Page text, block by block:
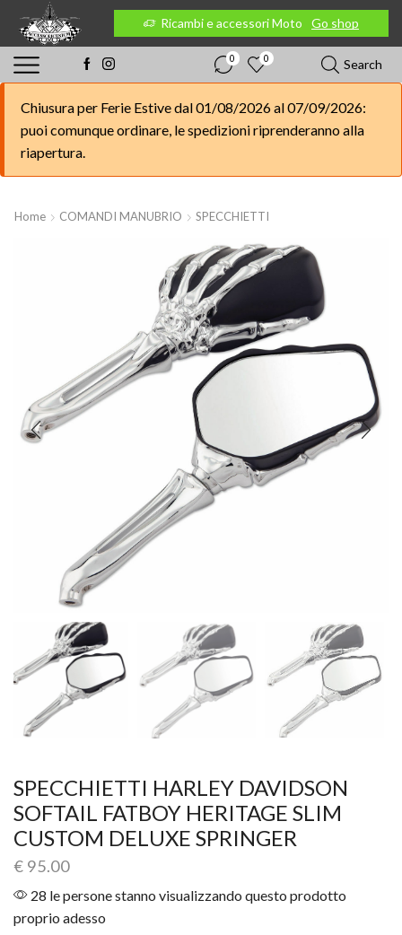
Go shop Ricambi e accessori Moto Go shop
0 0 Search
Chiusura per Ferie Estive dal 01/08/2026 al 07/09/2026:
puoi comunque ordinare, le spedizioni riprenderanno alla
riapertura.
Home COMANDI MANUBRIO SPECCHIETTI
SPECCHIETTI HARLEY DAVIDSON
SOFTAIL FATBOY HERITAGE SLIM
CUSTOM DELUXE SPRINGER
€ 95.00
28 le persone stanno visualizzando questo prodotto
proprio adesso